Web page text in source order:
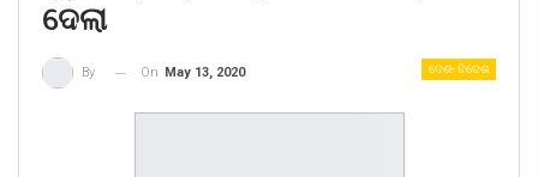
ଦେଲା
ଦେଶ- ବିଦେଶ
By On May 13, 2020